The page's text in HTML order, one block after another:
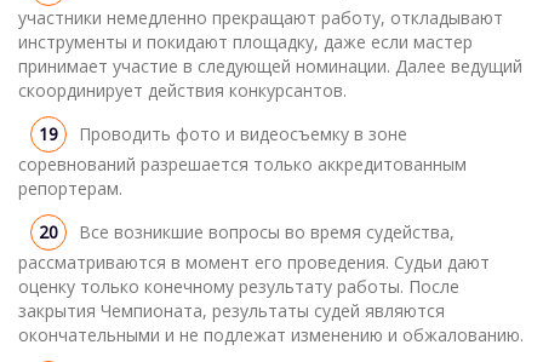
участники немедленно прекращают работу, откладывают
инструменты и покидают площадку, даже если мастер
принимает участие в следующей номинации. Далее ведущий
скоординирует действия конкурсантов.
Проводить фото и видеосъемку в зоне
соревнований разрешается только аккредитованным
репортерам.
Все возникшие вопросы во время судейства,
рассматриваются в момент его проведения. Судьи дают
оценку только конечному результату работы. После
закрытия Чемпионата, результаты судей являются
окончательными и не подлежат изменению и обжалованию.